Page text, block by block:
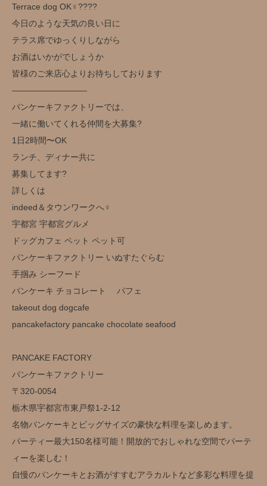
Terrace dog OK‍♀️??‍??
今日のような天気の良い日に
テラス席でゆっくりしながら
お酒はいかがでしょうか️
皆様のご来店心よりお待ちしております
—————————
パンケーキファクトリーでは、
一緒に働いてくれる仲間を大募集?
1日2時間〜OK
ランチ、ディナー共に
募集してます?
詳しくは
indeed＆タウンワークへ‍♀️
宇都宮 宇都宮グルメ
ドッグカフェ ペット ペット可
パンケーキファクトリー いぬすたぐらむ
手掴み シーフード
パンケーキ チョコレート パフェ
takeout dog dogcafe
pancakefactory pancake chocolate seafood
PANCAKE FACTORY
パンケーキファクトリー
〒320-0054
栃木県宇都宮市東戸祭1-2-12
名物パンケーキとビッグサイズの豪快な料理を楽しめます。
パーティー最大150名様可能！開放的でおしゃれな空間でパーテ
ィーを楽しむ！
自慢のパンケーキとお酒がすすむアラカルトなど多彩な料理を提